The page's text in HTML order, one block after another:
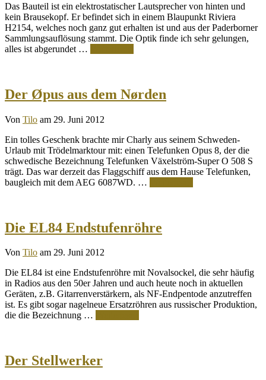
Das Bauteil ist ein elektrostatischer Lautsprecher von hinten und
kein Brausekopf. Er befindet sich in einem Blaupunkt Riviera
H2154, welches noch ganz gut erhalten ist und aus der Paderborner
Sammlungsauflösung stammt. Die Optik finde ich sehr gelungen,
alles ist abgerundet …
Der Øpus aus dem Nørden
Von Tilo am 29. Juni 2012
Ein tolles Geschenk brachte mir Charly aus seinem Schweden-
Urlaub mit Trödelmarktour mit: einen Telefunken Opus 8, der die
schwedische Bezeichnung Telefunken Växelström-Super O 508 S
trägt. Das war derzeit das Flaggschiff aus dem Hause Telefunken,
baugleich mit dem AEG 6087WD. …
Die EL84 Endstufenröhre
Von Tilo am 29. Juni 2012
Die EL84 ist eine Endstufenröhre mit Novalsockel, die sehr häufig
in Radios aus den 50er Jahren und auch heute noch in aktuellen
Geräten, z.B. Gitarrenverstärkern, als NF-Endpentode anzutreffen
ist. Es gibt sogar nagelneue Ersatzröhren aus russischer Produktion,
die die Bezeichnung …
Der Stellwerker